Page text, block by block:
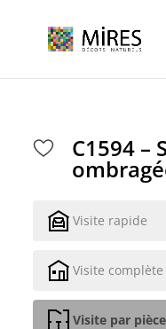
C1594 –
Visite rapide
Visite complète
Visite par pièce